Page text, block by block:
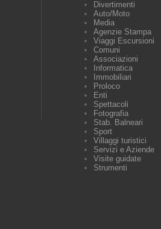
Divertimenti
Auto/Moto
Media
Agenzie Stampa
Viaggi Escursioni
Comuni
Associazioni
Informatica
Immobiliari
Proloco
Enti
Spettacoli
Fotografia
Stab. Balneari
Sport
Villaggi turistici
Servizi e Aziende
Visite guidate
Strumenti